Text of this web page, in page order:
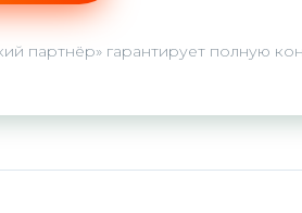
партнёр» гарантирует полную